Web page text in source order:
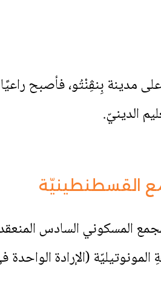
مدينة بِنڤِنْتُو، فأصبح
الدينيّ.
القسطنطينيّة
(الإرادة